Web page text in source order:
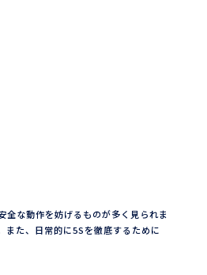
全な動作を妨げるものが多く見られま
また、日常的に5Sを徹底するために